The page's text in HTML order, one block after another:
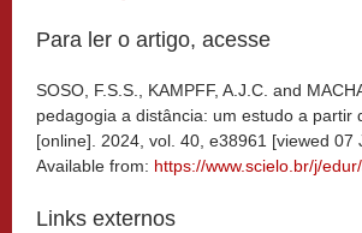
Para ler o artigo, acesse
SOSO, F.S.S., KAMPFF, A.J.C. and
pedagogia a distância: um estudo a
[online]. 2024, vol. 40, e38961 [viewed 07
Available from: https://www.scielo.br/j/
Links externos